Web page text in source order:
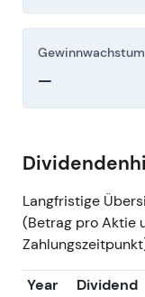
Gewinnwachstum
—
Langfristige
(Betrag pro Aktie
Year Dividend